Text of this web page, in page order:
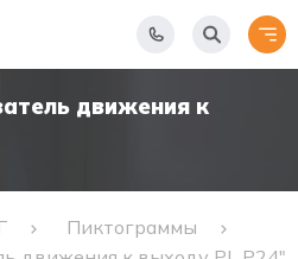
движения к
Пиктограммы